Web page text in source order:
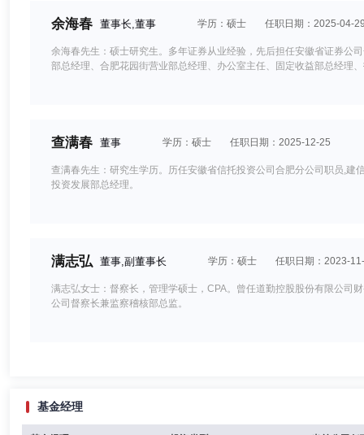
余海春 董事长,董事 学历：硕士 任职日期：2025-04-
余海春先生：硕士研究生。多年证券从业经验，先后担任安徽省证券公
部总经理、合肥花园街营业部总经理、办公室主任、固定收益部总经理
查满春 董事 学历：硕士 任职日期：2025-12-25
查满春先生：研究生学历。历任安徽省信托投资公司合肥分公司职员,
投资发展部总经理。
满志弘 董事,副董事长 学历：硕士 任职日期：2023-
满志弘女士：督察长，管理学硕士，CPA。曾任道勤控股股份有限公司
公司督察长兼监察稽核部总监。
曹华玮先生：复旦大学工商管理硕士学位，中国青年政治学院经济管理
恒证券有限责任公司，2006年至2009年任职于嘉实基金管理有限公司
基金经理